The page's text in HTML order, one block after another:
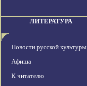
ЛИТЕРАТУРА
Новости русской культуры
Афиша
К читателю